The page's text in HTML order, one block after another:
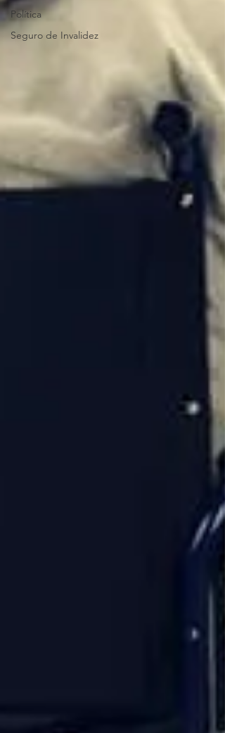
Política
Seguro de Invalidez